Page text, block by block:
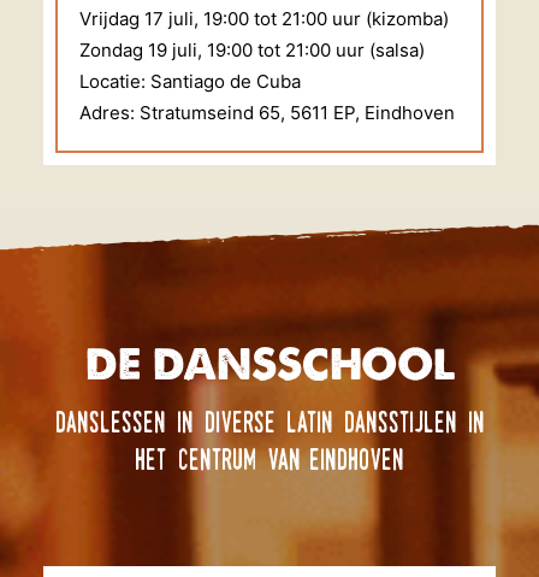
Vrijdag 17 juli, 19:00 tot 21:00 uur (kizomba)
Zondag 19 juli, 19:00 tot 21:00 uur (salsa)
Locatie: Santiago de Cuba
Adres: Stratumseind 65, 5611 EP, Eindhoven
DE DANSSCHOOL
danslessen in diverse latin dansstijlen in
het centrum van eindhoven